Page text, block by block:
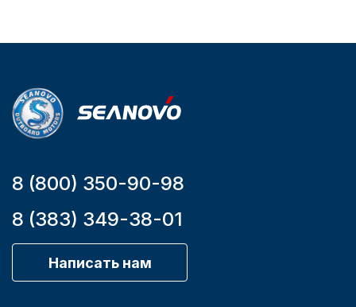
8 (800) 350-90-98
8 (383) 349-38-01
Написать нам